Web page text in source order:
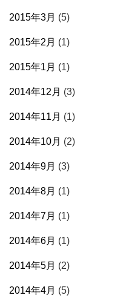
2015年3月 (5)
2015年2月 (1)
2015年1月 (1)
2014年12月 (3)
2014年11月 (1)
2014年10月 (2)
2014年9月 (3)
2014年8月 (1)
2014年7月 (1)
2014年6月 (1)
2014年5月 (2)
2014年4月 (5)